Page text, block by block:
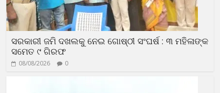
ସରକାରୀ ଜମି ଦଖଲକୁ ନେଇ ଗୋଷ୍ଠୀ ସଂଘର୍ଷ : ୩ ମହିଳାଙ୍କ
ସମେତ ୯ ଗିରଫ
08/08/2026 0